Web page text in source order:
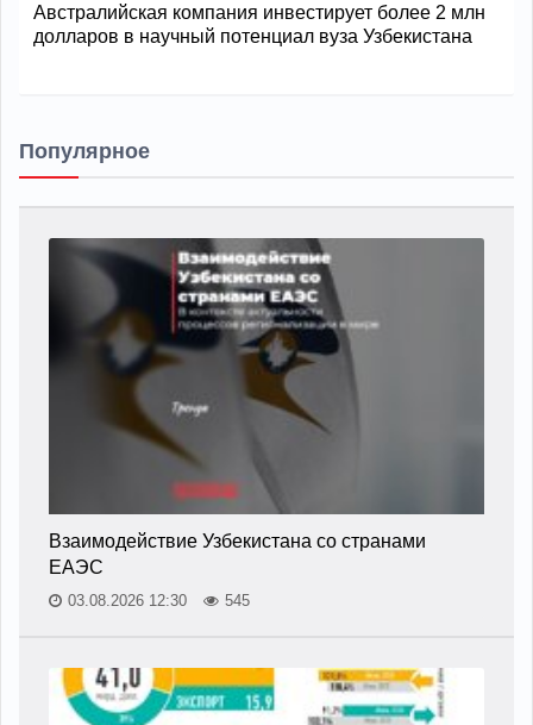
Австралийская компания инвестирует более 2 млн
долларов в научный потенциал вуза Узбекистана
Популярное
Взаимодействие Узбекистана со странами
ЕАЭС
03.08.2026 12:30 545